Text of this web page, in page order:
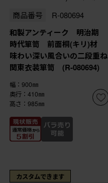
商品番号 R-080694
和製アンティーク 明治期
時代箪笥 前面桐(キリ)材
味わい深い風合いの二段重ね
関東衣装箪笥 (R-080694)
幅：900㎜
奥行：410㎜
高さ：985㎜
カスタムできます